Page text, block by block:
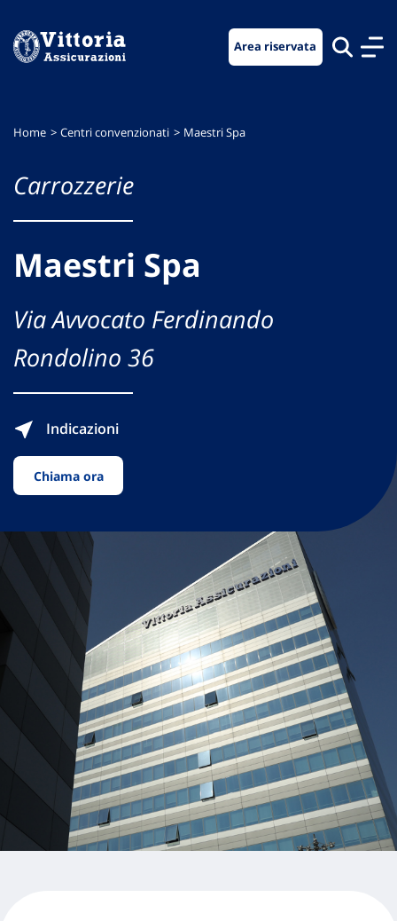
menu
contenuto
footer
Area riservata
Home Centri convenzionati Maestri Spa
Carrozzerie
Maestri Spa
Via Avvocato Ferdinando
Rondolino 36
Indicazioni
Chiama ora